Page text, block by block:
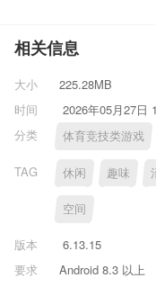
相关信息
大小
225.28MB
时间
2026年05月27日
分类
体育竞技类游戏
TAG 休闲 趣味
空间
版本
6.13.15
要求
Android 8.3 以上